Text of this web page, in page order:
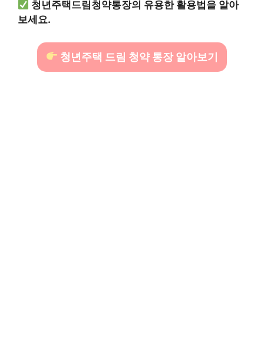
청년주택드림청약통장의 유용한 활용법을 알아
보세요.
청년주택 드림 청약 통장 알아보기